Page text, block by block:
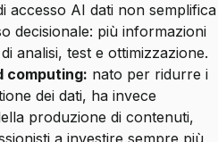
accesso AI dati non semplifica
decisionale: più informazioni
analisi, test e ottimizzazione.
computing: nato per ridurre i
dei dati, ha invece
produzione di contenuti,
a investire sempre più